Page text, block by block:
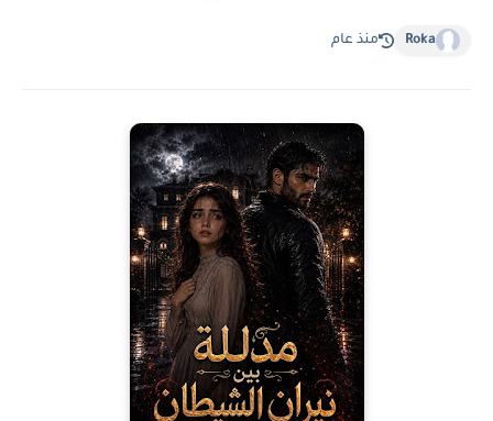
Roka منذ عام